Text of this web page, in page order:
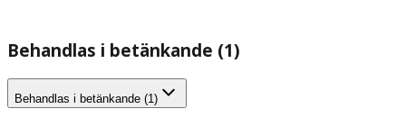
Behandlas i betänkande (1)
Behandlas i betänkande (1)